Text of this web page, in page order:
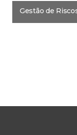
Gestão de